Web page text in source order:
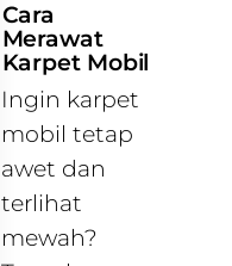
Cara
Merawat
Karpet Mobil
Ingin karpet
mobil tetap
awet dan
terlihat
mewah?